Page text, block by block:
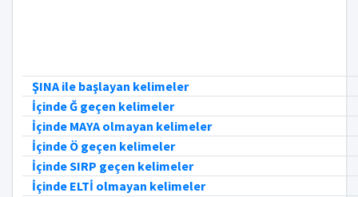
ŞINA ile başlayan kelimeler
İçinde Ğ geçen kelimeler
İçinde MAYA olmayan kelimeler
İçinde Ö geçen kelimeler
İçinde SIRP geçen kelimeler
İçinde ELTİ olmayan kelimeler